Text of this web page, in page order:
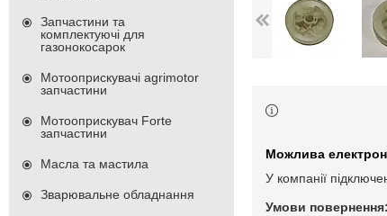
У компанії
Запчастини та
комплектуючі для
газонокосарок
Мотооприскувачі agrimotor
запчастини
Мотооприскувач Forte
запчастини
Масла та мастила
Зварювальне обладнання